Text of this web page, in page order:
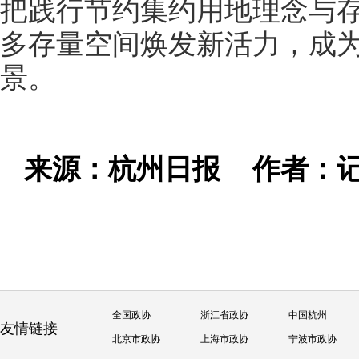
把践行节约集约用地理念与
多存量空间焕发新活力，成
景。
来源：杭州日报作者：
友情链接
全国政协 浙江省政协 中国杭州
北京市政协 上海市政协 宁波市政协